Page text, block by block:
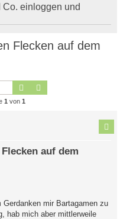
einloggen und
Flecken auf dem
Suche
1 von 1
auf dem
mir Bartagamen zu
hab mich aber mittlerweile